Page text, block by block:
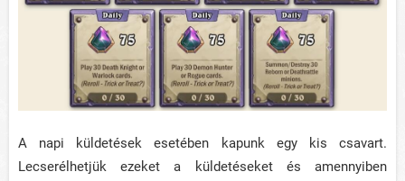
A napi küldetések esetében kapunk egy kis csavart.
Lecserélhetjük ezeket a küldetéseket és amennyiben